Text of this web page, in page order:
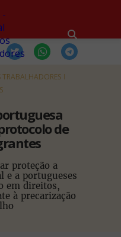
de
proteção a
e a portugueses
em direitos,
à precarização